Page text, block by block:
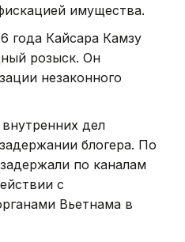
имущества.
года Кайсара Камзу
розыск. Он
незаконного
дел
блогера. По
по каналам
с
Вьетнама в